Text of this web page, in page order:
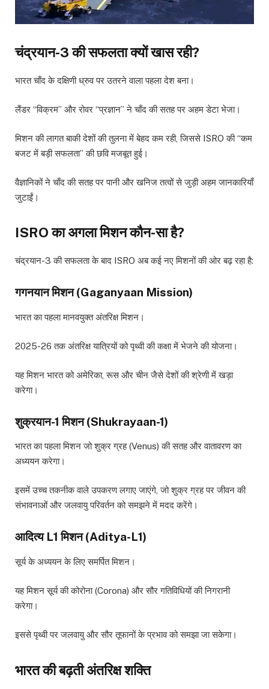
चंद्रयान-3 की सफलता क्यों खास रही?
भारत चाँद के दक्षिणी ध्रुव पर उतरने वाला पहला देश बना।
लैंडर “विक्रम” और रोवर “प्रज्ञान” ने चाँद की सतह पर अहम डेटा भेजा।
मिशन की लागत बाकी देशों की तुलना में बेहद कम रही, जिससे ISRO की “कम
बजट में बड़ी सफलता” की छवि मजबूत हुई।
वैज्ञानिकों ने चाँद की सतह पर पानी और खनिज तत्वों से जुड़ी अहम जानकारियाँ
जुटाईं।
ISRO का अगला मिशन कौन-सा है?
चंद्रयान-3 की सफलता के बाद ISRO अब कई नए मिशनों की ओर बढ़ रहा है:
गगनयान मिशन (Gaganyaan Mission)
भारत का पहला मानवयुक्त अंतरिक्ष मिशन।
2025-26 तक अंतरिक्ष यात्रियों को पृथ्वी की कक्षा में भेजने की योजना।
यह मिशन भारत को अमेरिका, रूस और चीन जैसे देशों की श्रेणी में खड़ा
करेगा।
शुक्रयान-1 मिशन (Shukrayaan-1)
भारत का पहला मिशन जो शुक्र ग्रह (Venus) की सतह और वातावरण का
अध्ययन करेगा।
इसमें उच्च तकनीक वाले उपकरण लगाए जाएंगे, जो शुक्र ग्रह पर जीवन की
संभावनाओं और जलवायु परिवर्तन को समझने में मदद करेंगे।
आदित्य L1 मिशन (Aditya-L1)
सूर्य के अध्ययन के लिए समर्पित मिशन।
यह मिशन सूर्य की कोरोना (Corona) और सौर गतिविधियों की निगरानी
करेगा।
इससे पृथ्वी पर जलवायु और सौर तूफानों के प्रभाव को समझा जा सकेगा।
भारत की बढ़ती अंतरिक्ष शक्ति